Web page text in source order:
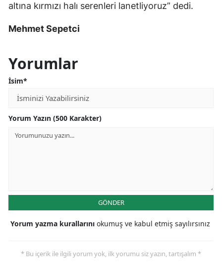
altına kırmızı halı serenleri lanetliyoruz” dedi.
Mehmet Sepetci
Yorumlar
İsim*
Yorum Yazın (500 Karakter)
GÖNDER
Yorum yazma kurallarını okumuş ve kabul etmiş sayılırsınız
* Bu içerik ile ilgili yorum yok, ilk yorumu siz yazın, tartışalım *